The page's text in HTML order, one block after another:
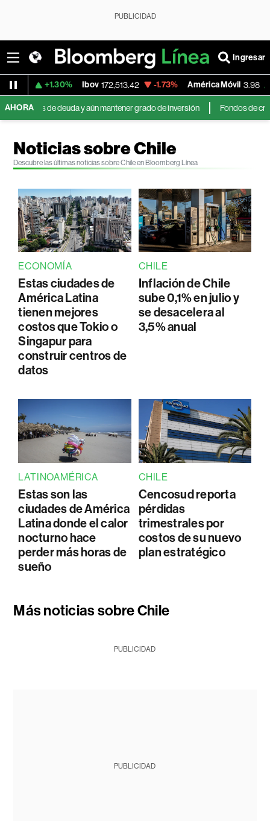
PUBLICIDAD
Ingresar
Ibov 172,513.42 -1.73% América Móvil 3.98 +3.11%
AHORA
de deuda y aún mantener grado de inversión Fondos de crédito
Noticias sobre Chile
Descubre las últimas noticias sobre Chile en Bloomberg Línea
ECONOMÍA
Estas ciudades de
América Latina
tienen mejores
costos que Tokio o
Singapur para
construir centros de
datos
CHILE
Inflación de Chile
sube 0,1% en julio y
se desacelera al
3,5% anual
LATINOAMÉRICA
Estas son las
ciudades de América
Latina donde el calor
nocturno hace
perder más horas de
sueño
CHILE
Cencosud reporta
pérdidas
trimestrales por
costos de su nuevo
plan estratégico
Más noticias sobre Chile
PUBLICIDAD
PUBLICIDAD